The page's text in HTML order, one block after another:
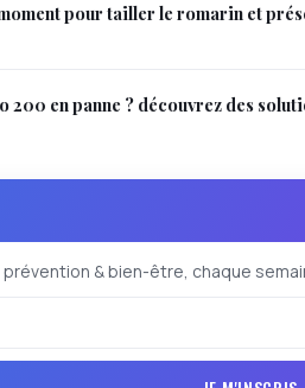
pour tailler le romarin et
200 en panne ? découvrez des
& bien-être, chaque